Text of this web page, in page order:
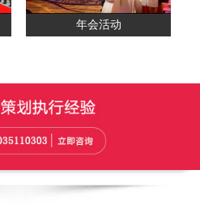
年会活动